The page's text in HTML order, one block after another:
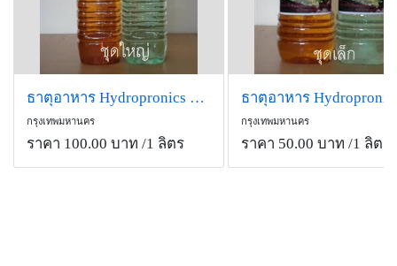
ธาตุอาหาร Hydropronics ชุดใหญ่
กรุงเทพมหานคร
ราคา 100.00 บาท /1 ลิตร
กรุงเทพมหานคร
ราคา 50.00 บาท /1 ลิตร